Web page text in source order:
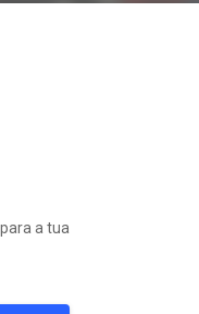
a tua